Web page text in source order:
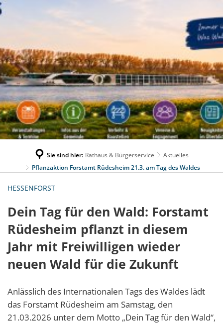
Sie sind hier: Rathaus & Bürgerservice
Aktuelles
Pflanzaktion Forstamt Rüdesheim 21.3. am Tag des Waldes
HESSENFORST
Dein Tag für den Wald: Forstamt
Rüdesheim pflanzt in diesem
Jahr mit Freiwilligen wieder
neuen Wald für die Zukunft
Anlässlich des Internationalen Tags des Waldes lädt
das Forstamt Rüdesheim am Samstag, den
21.03.2026 unter dem Motto „Dein Tag für den Wald“,